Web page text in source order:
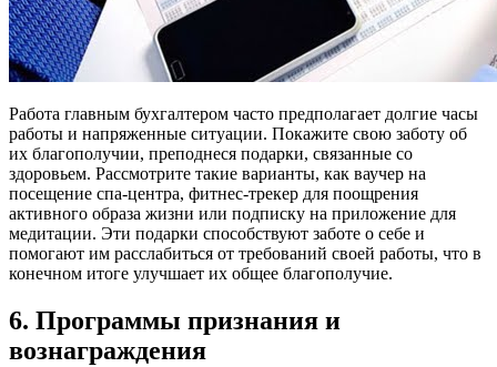
Работа главным бухгалтером часто предполагает долгие часы
работы и напряженные ситуации. Покажите свою заботу об
их благополучии, преподнеся подарки, связанные со
здоровьем. Рассмотрите такие варианты, как ваучер на
посещение спа-центра, фитнес-трекер для поощрения
активного образа жизни или подписку на приложение для
медитации. Эти подарки способствуют заботе о себе и
помогают им расслабиться от требований своей работы, что в
конечном итоге улучшает их общее благополучие.
6. Программы признания и
вознаграждения